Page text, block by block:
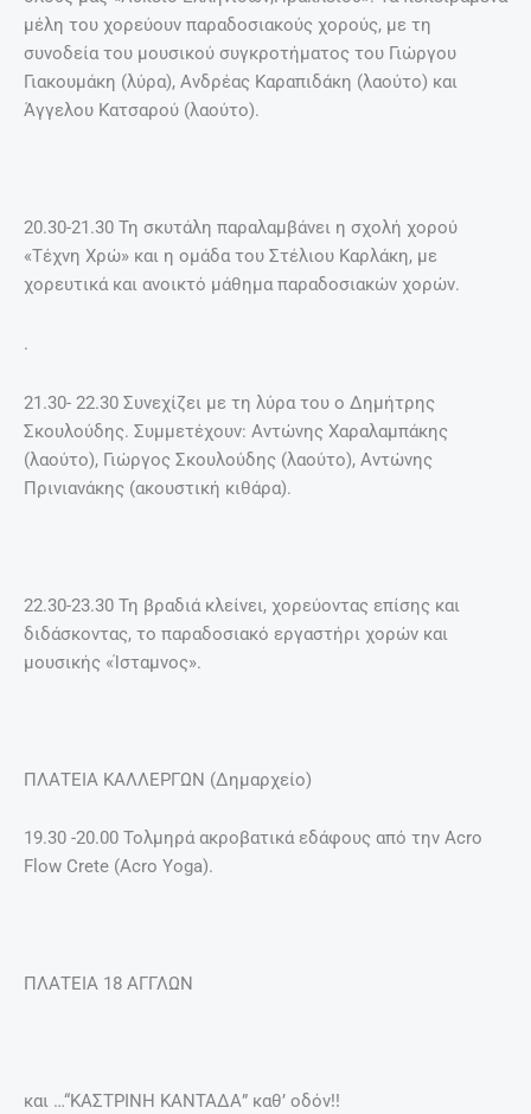
μέλη του χορεύουν παραδοσιακούς χορούς, με τη
συνοδεία του μουσικού συγκροτήματος του Γιώργου
Γιακουμάκη (λύρα), Ανδρέας Καραπιδάκη (λαούτο) και
Άγγελου Κατσαρού (λαούτο).
20.30-21.30 Τη σκυτάλη παραλαμβάνει η σχολή χορού
«Τέχνη Χρώ» και η ομάδα του Στέλιου Καρλάκη, με
χορευτικά και ανοικτό μάθημα παραδοσιακών χορών.
.
21.30- 22.30 Συνεχίζει με τη λύρα του ο Δημήτρης
Σκουλούδης. Συμμετέχουν: Αντώνης Χαραλαμπάκης
(λαούτο), Γιώργος Σκουλούδης (λαούτο), Αντώνης
Πρινιανάκης (ακουστική κιθάρα).
22.30-23.30 Τη βραδιά κλείνει, χορεύοντας επίσης και
διδάσκοντας, το παραδοσιακό εργαστήρι χορών και
μουσικής «Ίσταμνος».
ΠΛΑΤΕΙΑ ΚΑΛΛΕΡΓΩΝ (Δημαρχείο)
19.30 -20.00 Τολμηρά ακροβατικά εδάφους από την Αcro
Flow Crete (Acro Yoga).
ΠΛΑΤΕΙΑ 18 ΑΓΓΛΩΝ
και …“ΚΑΣΤΡΙΝΗ ΚΑΝΤΑΔΑ” καθ’ οδόν!!